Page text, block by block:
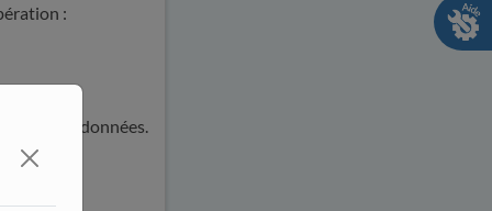
:
par les données.